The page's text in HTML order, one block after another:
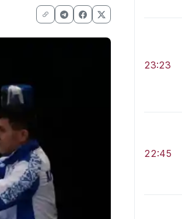
23:23
22:45